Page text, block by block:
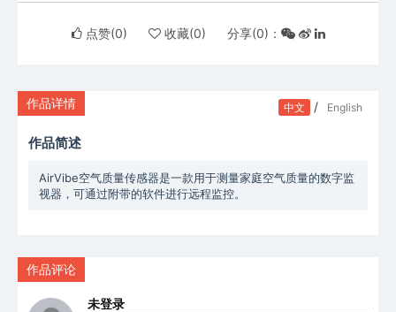
点赞(0) 收藏(0) 分享(0)：
作品详情 中文 / English
作品简述
AirVibe空气质量传感器是一款用于测量家庭空气质量的数字监
视器，可通过附带的软件进行远程监控。
作品评论
未登录